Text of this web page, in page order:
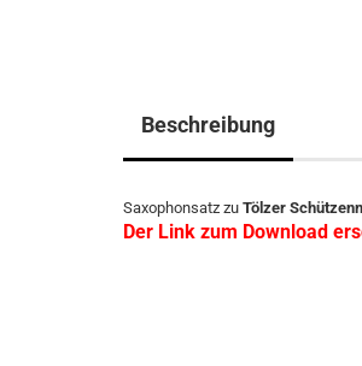
Beschreibung
Saxophonsatz zu Tölzer
Der Link zum Download